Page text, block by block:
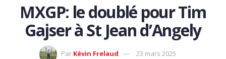
MXGP: le doublé pour Tim
Gajser à St Jean d’Angely
Par Kévin Frelaud 23 mars 2025